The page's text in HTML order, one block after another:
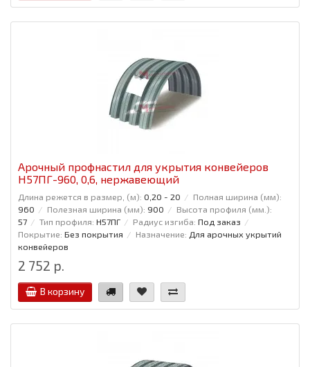
Арочный профнастил для укрытия конвейеров
Н57ПГ-960, 0,6, нержавеющий
Длина режется в размер, (м): 0,20 - 20
Полная ширина (мм):
960
Полезная ширина (мм): 900
Высота профиля (мм.):
57
Тип профиля: Н57ПГ Радиус изгиба: Под заказ
Покрытие: Без покрытия Назначение: Для арочных укрытий
конвейеров
2 752 р.
В корзину